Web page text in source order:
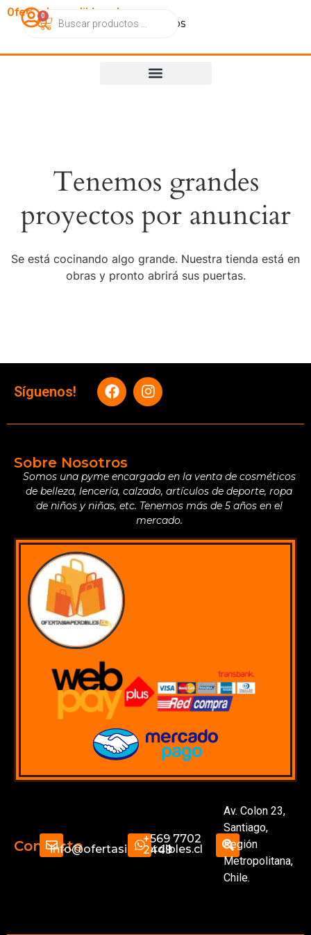
OfertasImperdibles.cl
CatálogoContactoNosotros
0
Tenemos grandes
proyectos por anunciar
Se está cocinando algo grande. Nuestra tienda está en
obras y pronto abrirá sus puertas.
Síguenos!
Sobre Nosotros
Somos una pyme encargada en la venta de cosméticos
de belleza, lencería, calzado, artículos de deporte, ropa
de niños y niñas, etc. Tenemos más de 5 años en el
mercado.
Contactoinfo@ofertasimperdibles.cl
+569 7702
2449
Av. Colon 23,
Santiago,
Región
Metropolitana,
Chile.